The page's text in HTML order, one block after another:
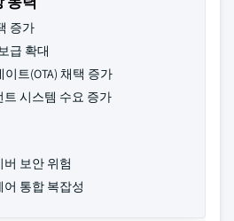
증가
급 확대
이트(OTA) 채택 증가
시스템 수요 증가
보안 위험
통합 복잡성